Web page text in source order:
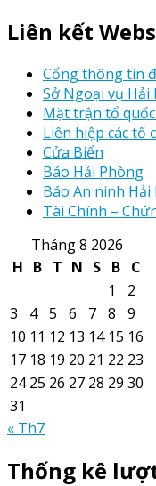
Liên kết
Cổng thông tin
Sở Ngoại vụ Hải
Mặt trận tổ
Liên hiệp các tổ
Cửa Biển
Báo Hải Phòng
Báo An ninh Hải
Tài Chính –
Tháng 8 2026
H B T N S B C
1
2
3
4 5 6 7 8
9
10 11 12 13 14 15 16
17 18 19 20 21 22 23
24 25 26 27 28 29 30
31
« Th7
Thống kê